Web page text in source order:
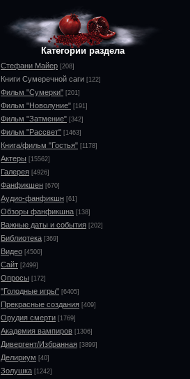
Категории раздела
Стефани Майер [208]
Книги Сумеречной саги [122]
Фильм "Сумерки" [201]
Фильм "Новолуние" [191]
Фильм "Затмение" [342]
Фильм "Рассвет" [1463]
Книга/фильм "Гостья" [1178]
Актеры [15562]
Галерея [4926]
Фанфикшен [670]
Аудио-фанфикшн [61]
Обзоры фанфикшна [138]
Важные даты и события [202]
Библиотека [369]
Видео [4500]
Сайт [2499]
Опросы [172]
"Голодные игры" [6405]
Прекрасные создания [409]
Орудия смерти [1769]
Академия вампиров [1306]
Дивергент/Избранная [3899]
Делириум [40]
Золушка [1242]